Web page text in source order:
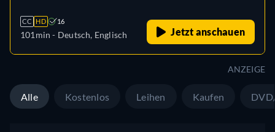
CC HD 16
101min - Deutsch, Englisch Jetzt anschauen
ANZEIGE
Alle Kostenlos Leihen Kaufen